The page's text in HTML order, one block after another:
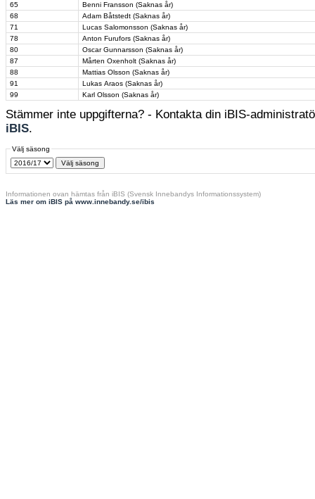
65
Benni Fransson (Saknas år)
68
Adam Båtstedt (Saknas år)
71
Lucas Salomonsson (Saknas år)
78
Anton Furufors (Saknas år)
80
Oscar Gunnarsson (Saknas år)
87
Mårten Oxenholt (Saknas år)
88
Mattias Olsson (Saknas år)
91
Lukas Araos (Saknas år)
99
Karl Olsson (Saknas år)
Stämmer inte uppgifterna? - Kontakta din iBIS-
iBIS.
Välj säsong
Informationen ovan hämtas från iBIS (Svensk Innebandys Informationssystem)
Läs mer om iBIS på www.innebandy.se/ibis